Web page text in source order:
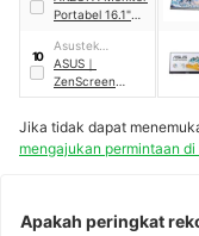
Portabel 16.1"
10
Asustek
Computer
Incorporation
ASUS ｜
ZenScreen
Touch｜
Jika tidak dapat
mengajukan permintaan di
Apakah peringkat